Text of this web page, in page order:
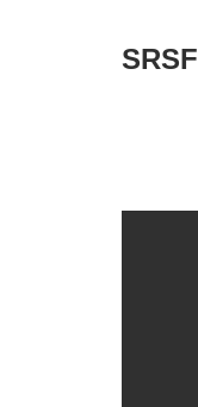
SRSF